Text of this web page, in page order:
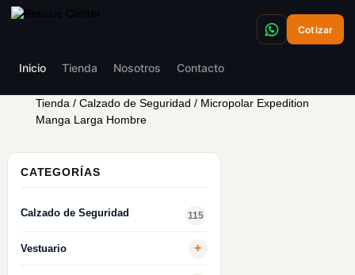
Inicio Tienda Nosotros Contacto
Cotizar
Tienda / Calzado de Seguridad / Micropolar Expedition
Manga Larga Hombre
CATEGORÍAS
Calzado de Seguridad 115
Vestuario +